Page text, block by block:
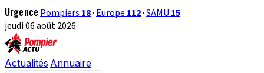
Urgence Pompiers 18· Europe 112·SAMU 15
jeudi 06 août 2026
Actualités Annuaire